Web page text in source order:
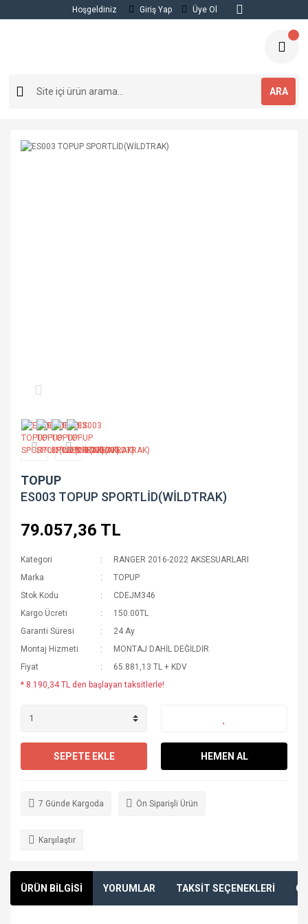
Hoşgeldiniz Giriş Yap Üye Ol
ARA
TOPUP
ES003 TOPUP SPORTLİD(WİLDTRAK)
79.057,36 TL
Kategori
RANGER 2016-2022 AKSESUARLARI
Marka
TOPUP
Stok Kodu
CDEJM346
Kargo Ücreti
150.00TL
Garanti Süresi
24 Ay
Montaj Hizmeti
MONTAJ DAHİL DEĞİLDİR
Fiyat
65.881,13 TL + KDV
* 8.190,34 TL den başlayan taksitlerle!
SEPETE EKLE HEMEN AL
7 Günde Kargoda Ön Siparişli Ürün
Karşılaştır
ÜRÜN BİLGİSİ YORUMLAR TAKSİT SEÇENEKLERİ